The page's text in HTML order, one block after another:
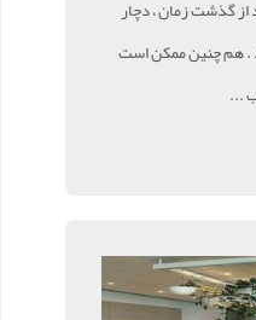
از گذشت زمان ، دچار
. هم چنین ممکن است
...